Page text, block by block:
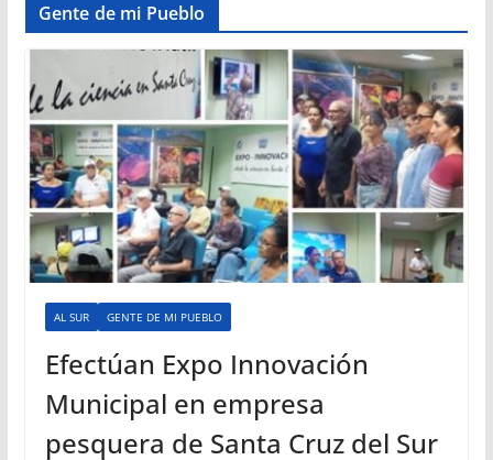
Gente de mi Pueblo
AL SUR GENTE DE MI PUEBLO
Efectúan Expo Innovación
Municipal en empresa
pesquera de Santa Cruz del Sur